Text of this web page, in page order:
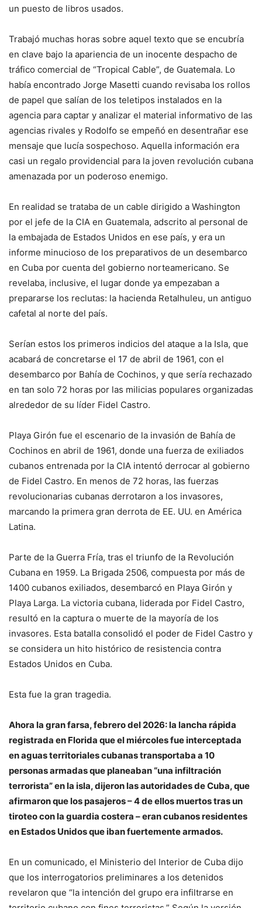
un puesto de libros usados.
Trabajó muchas horas sobre aquel texto que se encubría
en clave bajo la apariencia de un inocente despacho de
tráfico comercial de “Tropical Cable”, de Guatemala. Lo
había encontrado Jorge Masetti cuando revisaba los rollos
de papel que salían de los teletipos instalados en la
agencia para captar y analizar el material informativo de las
agencias rivales y Rodolfo se empeñó en desentrañar ese
mensaje que lucía sospechoso. Aquella información era
casi un regalo providencial para la joven revolución cubana
amenazada por un poderoso enemigo.
En realidad se trataba de un cable dirigido a Washington
por el jefe de la CIA en Guatemala, adscrito al personal de
la embajada de Estados Unidos en ese país, y era un
informe minucioso de los preparativos de un desembarco
en Cuba por cuenta del gobierno norteamericano. Se
revelaba, inclusive, el lugar donde ya empezaban a
prepararse los reclutas: la hacienda Retalhuleu, un antiguo
cafetal al norte del país.
Serían estos los primeros indicios del ataque a la Isla, que
acabará de concretarse el 17 de abril de 1961, con el
desembarco por Bahía de Cochinos, y que sería rechazado
en tan solo 72 horas por las milicias populares organizadas
alrededor de su líder Fidel Castro.
Playa Girón fue el escenario de la invasión de Bahía de
Cochinos en abril de 1961, donde una fuerza de exiliados
cubanos entrenada por la CIA intentó derrocar al gobierno
de Fidel Castro. En menos de 72 horas, las fuerzas
revolucionarias cubanas derrotaron a los invasores,
marcando la primera gran derrota de EE. UU. en América
Latina.
Parte de la Guerra Fría, tras el triunfo de la Revolución
Cubana en 1959. La Brigada 2506, compuesta por más de
1400 cubanos exiliados, desembarcó en Playa Girón y
Playa Larga. La victoria cubana, liderada por Fidel Castro,
resultó en la captura o muerte de la mayoría de los
invasores. Esta batalla consolidó el poder de Fidel Castro y
se considera un hito histórico de resistencia contra
Estados Unidos en Cuba.
Esta fue la gran tragedia.
Ahora la gran farsa, febrero del 2026: la lancha rápida
registrada en Florida que el miércoles fue interceptada
en aguas territoriales cubanas transportaba a 10
personas armadas que planeaban “una infiltración
terrorista” en la isla, dijeron las autoridades de Cuba, que
afirmaron que los pasajeros – 4 de ellos muertos tras un
tiroteo con la guardia costera – eran cubanos residentes
en Estados Unidos que iban fuertemente armados.
En un comunicado, el Ministerio del Interior de Cuba dijo
que los interrogatorios preliminares a los detenidos
revelaron que “la intención del grupo era infiltrarse en